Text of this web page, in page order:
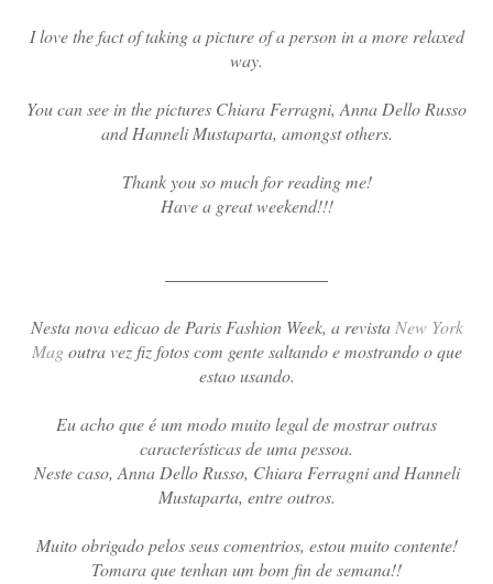
I love the fact of taking a picture of a person in a more relaxed
way.
You can see in the pictures Chiara Ferragni, Anna Dello Russo
and Hanneli Mustaparta, amongst others.
Thank you so much for reading me!
Have a great weekend!!!
——————————–
Nesta nova edicao de Paris Fashion Week, a revista New York
Magoutra vez fiz fotos com gente saltando e mostrando o que
estao usando.
Eu acho que é um modo muito legal de mostrar outras
características de uma pessoa.
Neste caso, Anna Dello Russo, Chiara Ferragni and Hanneli
Mustaparta, entre outros.
Muito obrigado pelos seus comentrios, estou muito contente!
Tomara que tenhan um bom fin de semana!!